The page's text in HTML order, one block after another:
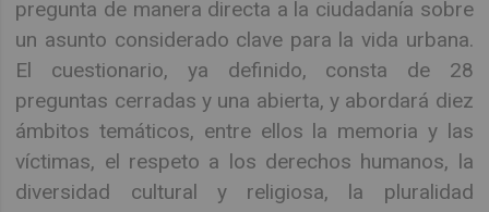
pregunta de manera directa a la ciudadanía sobre
un asunto considerado clave para la vida urbana.
El cuestionario, ya definido, consta de 28
preguntas cerradas y una abierta, y abordará diez
ámbitos temáticos, entre ellos la memoria y las
víctimas, el respeto a los derechos humanos, la
diversidad cultural y religiosa, la pluralidad